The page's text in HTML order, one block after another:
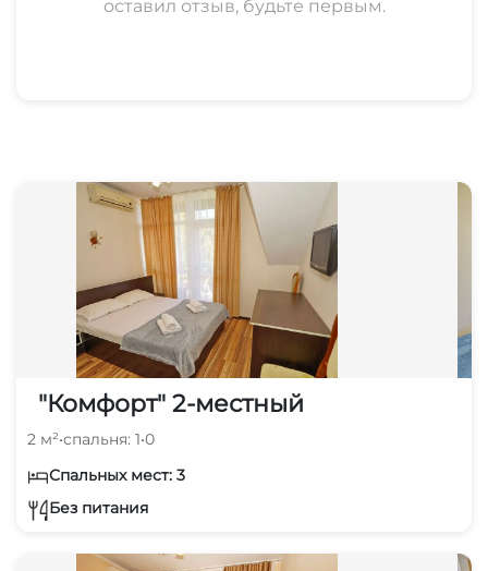
оставил отзыв, будьте первым.
"Комфорт" 2-местный
2 м²•спальня: 1•0
Спальных мест: 3
Без питания